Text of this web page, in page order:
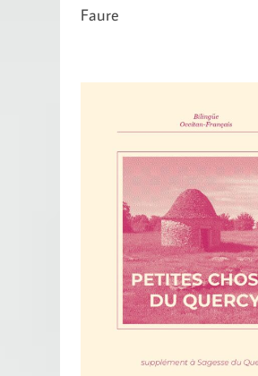
Faure